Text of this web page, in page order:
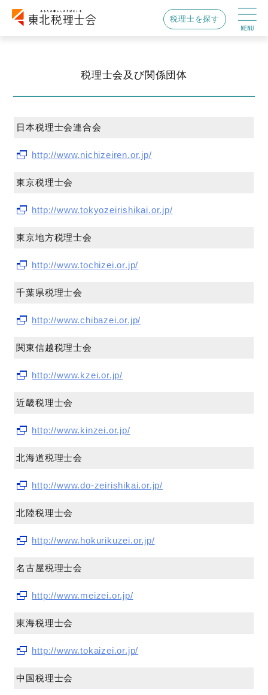
税理士を探す
税理士会及び関係団体
日本税理士会連合会
http://www.nichizeiren.or.jp/
東京税理士会
http://www.tokyozeirishikai.or.jp/
東京地方税理士会
http://www.tochizei.or.jp/
千葉県税理士会
http://www.chibazei.or.jp/
関東信越税理士会
http://www.kzei.or.jp/
近畿税理士会
http://www.kinzei.or.jp/
北海道税理士会
http://www.do-zeirishikai.or.jp/
北陸税理士会
http://www.hokurikuzei.or.jp/
名古屋税理士会
http://www.meizei.or.jp/
東海税理士会
http://www.tokaizei.or.jp/
中国税理士会